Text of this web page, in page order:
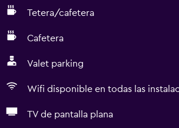
Tetera/cafetera
Cafetera
Valet parking
Wifi disponible en todas las
TV de pantalla plana